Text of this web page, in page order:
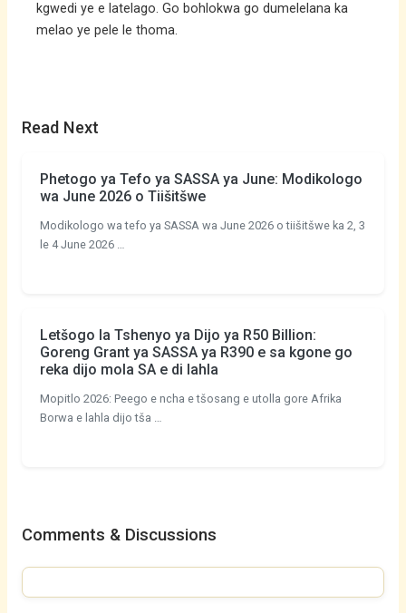
kgwedi ye e latelago. Go bohlokwa go dumelelana ka
melao ye pele le thoma.
Read Next
Phetogo ya Tefo ya SASSA ya June: Modikologo
wa June 2026 o Tiišitšwe
Modikologo wa tefo ya SASSA wa June 2026 o tiišitšwe ka 2, 3
le 4 June 2026 …
Letšogo la Tshenyo ya Dijo ya R50 Billion:
Goreng Grant ya SASSA ya R390 e sa kgone go
reka dijo mola SA e di lahla
Mopitlo 2026: Peego e ncha e tšosang e utolla gore Afrika
Borwa e lahla dijo tša …
Comments & Discussions